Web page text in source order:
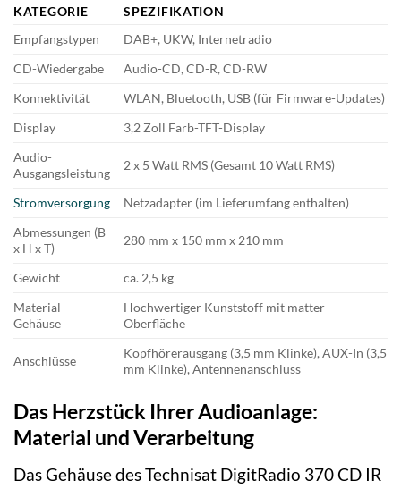
KATEGORIE
SPEZIFIKATION
Empfangstypen
DAB+, UKW, Internetradio
CD-Wiedergabe
Audio-CD, CD-R, CD-RW
Konnektivität
WLAN, Bluetooth, USB (für Firmware-Updates)
Display
3,2 Zoll Farb-TFT-Display
Audio-
Ausgangsleistung
2 x 5 Watt RMS (Gesamt 10 Watt RMS)
Stromversorgung
Netzadapter (im Lieferumfang enthalten)
Abmessungen (B
x H x T)
280 mm x 150 mm x 210 mm
Gewicht
ca. 2,5 kg
Material
Gehäuse
Hochwertiger Kunststoff mit matter
Oberfläche
Anschlüsse
Kopfhörerausgang (3,5 mm Klinke), AUX-In (3,5
mm Klinke), Antennenanschluss
Das Herzstück Ihrer Audioanlage:
Material und Verarbeitung
Das Gehäuse des Technisat DigitRadio 370 CD IR